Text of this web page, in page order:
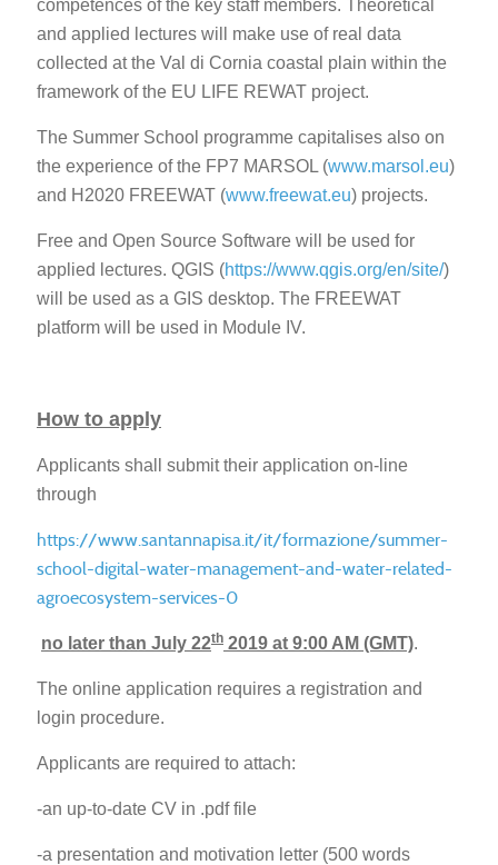
competences of the key staff members. Theoretical
and applied lectures will make use of real data
collected at the Val di Cornia coastal plain within the
framework of the EU LIFE REWAT project.
The Summer School programme capitalises also on
the experience of the FP7 MARSOL (www.marsol.eu)
and H2020 FREEWAT (www.freewat.eu) projects.
Free and Open Source Software will be used for
applied lectures. QGIS (https://www.qgis.org/en/site/)
will be used as a GIS desktop. The FREEWAT
platform will be used in Module IV.
How to apply
Applicants shall submit their application on-line
through
https://www.santannapisa.it/it/formazione/summer-
school-digital-water-management-and-water-related-
agroecosystem-services-0
no later than July 22th 2019 at 9:00 AM (GMT).
The online application requires a registration and
login procedure.
Applicants are required to attach:
-an up-to-date CV in .pdf file
-a presentation and motivation letter (500 words